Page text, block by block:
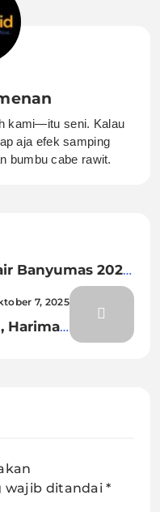
kami—itu seni. Kalau
aja efek samping
bumbu cabe rawit.
Banyumas 2025,
Siapkan
7, 2025
Harimau
wajib ditandai*